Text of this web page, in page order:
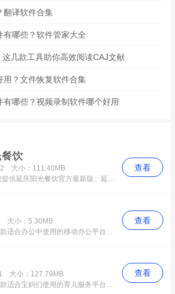
翻译软件合集
有哪些？软件管家大全
几款工具助你高效阅读CAJ文献
用？文件恢复软件合集
哪些？视频录制软件哪个好用
饮
大小：111.40MB
下载之家为您提供延庆阳光餐饮官方最新版、延庆阳光餐饮app免费版等多个应用版本下载，该应用功能完善，使用起来简便快捷。更多延庆阳光餐饮安卓版历史版本，请到下载之家！
查看
大小：5.30MB
瑞总管app是款适合办公中使用的移动办公平台。瑞总管app其目的是为了更好的管理、服务住宅APP“瑞家+”，需求解决了当前电商项目中物业各部门之间的业务协作管理问题，快速处理日常订单。瑞总管中用户还可以增强物业与业主之间的沟通交流，给予他们最满意的服务。
查看
大小：127.79MB
憨妈妈app是款适合宝妈们使用的育儿服务平台。憨妈妈app用户提供备孕、怀孕、育儿一系列的服务，大家可以根据自己所处阶段和需求进行选择。憨妈妈中还为您挑选优质的母婴服务，发现当地火爆的产后恢复、小儿推拿、小儿洗浴等项目，专业甄选，一键下单，贴心服务。
查看